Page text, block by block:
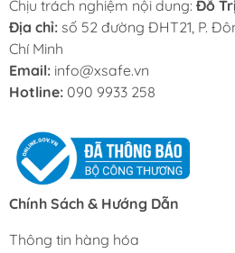
Chịu trách nghiệm nội dung: Đỗ
Địa chỉ: số 52 đường ĐHT21, P.
Chí Minh
Email: info@xsafe.vn
Hotline: 090 9933 258
Chính Sách & Hướng Dẫn
Thông tin hàng hóa